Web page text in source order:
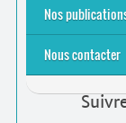
Emplois
Bénévolat
Candidature
Nos
Nous contacter